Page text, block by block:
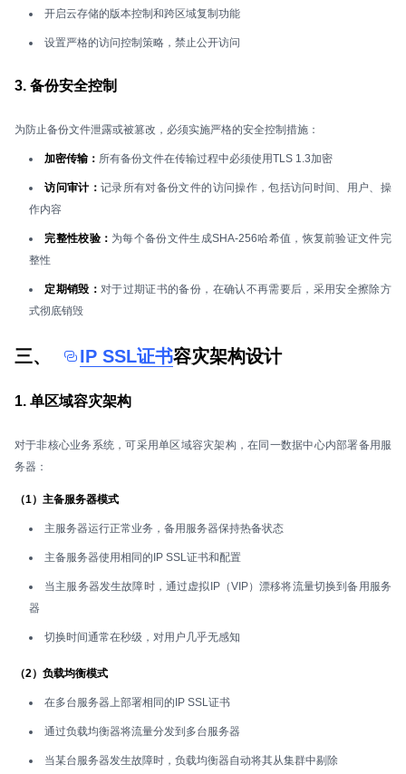
开启云存储的版本控制和跨区域复制功能
设置严格的访问控制策略，禁止公开访问
3. 备份安全控制
为防止备份文件泄露或被篡改，必须实施严格的安全控制措施：
加密传输： 所有备份文件在传输过程中必须使用TLS 1.3加密
访问审计：记录所有对备份文件的访问操作，包括访问时间、用户、操
作内容
完整性校验： 为每个备份文件生成SHA-256哈希值，恢复前验证文件完
整性
定期销毁：对于过期证书的备份，在确认不再需要后，采用安全擦除方
式彻底销毁
三、 IP SSL证书容灾架构设计
1. 单区域容灾架构
对于非核心业务系统，可采用单区域容灾架构，在同一数据中心内部署备用服
务器：
（1）主备服务器模式
主服务器运行正常业务，备用服务器保持热备状态
主备服务器使用相同的IP SSL证书和配置
当主服务器发生故障时，通过虚拟IP（VIP）漂移将流量切换到备用服务
器
切换时间通常在秒级，对用户几乎无感知
（2）负载均衡模式
在多台服务器上部署相同的IP SSL证书
通过负载均衡器将流量分发到多台服务器
当某台服务器发生故障时，负载均衡器自动将其从集群中剔除